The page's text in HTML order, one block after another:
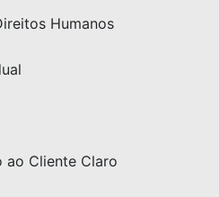
Humanos
ao Cliente Claro